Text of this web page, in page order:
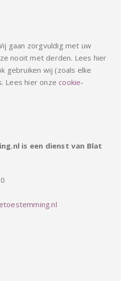
gaan zorgvuldig met uw
nooit met derden. Lees hier
gebruiken wij (zoals elke
Lees hier onzecookie-
is een dienst van Blat